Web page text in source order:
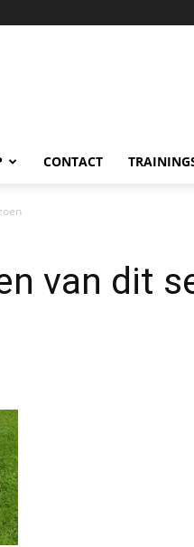
CONTACT
van dit